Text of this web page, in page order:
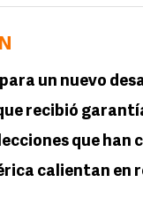
un nuevo
recibió
que
calientan en